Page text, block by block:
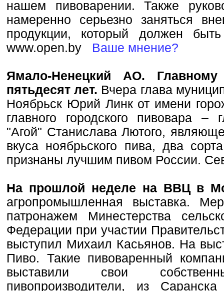
нашем пивоварении. Также
намеренно серьезно заняться
продукции, который должен
www.open.by Ваше мнение?
Ямало-Ненецкий АО.
пятьдесят лет. Вчера глава
Ноябрьск Юрий Линк от имени
главного городского пивовара –
"Агой" Станислава Лютого,
вкуса ноябрьского пива, два
признаны лучшим пивом России.
На прошлой неделе на ВВЦ в
агропромышленная выставка.
патронажем Минестерства
Федерации при участии
выступил Михаил Касьянов. На
Пиво. Такие пивоваренный
выставили свои
пивопроизводители, из